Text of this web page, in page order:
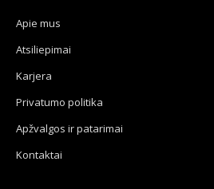
Apie mus
Atsiliepimai
Karjera
Privatumo politika
Apžvalgos ir patarimai
Kontaktai